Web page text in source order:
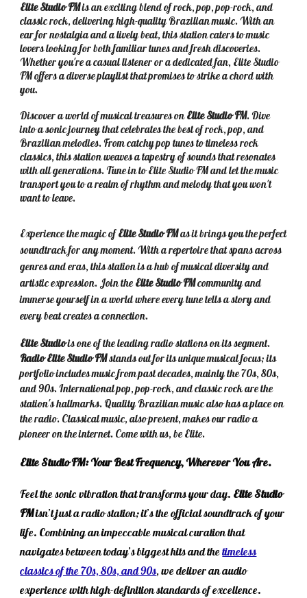
Elite Studio FMis an exciting blend of rock, pop, pop-rock, and
classic rock, delivering high-quality Brazilian music. With an
ear for nostalgia and a lively beat, this station caters to music
lovers looking for both familiar tunes and fresh discoveries.
Whether you're a casual listener or a dedicated fan, Elite Studio
FM offers a diverse playlist that promises to strike a chord with
you.
Discover a world of musical treasures onElite Studio FM. Dive
into a sonic journey that celebrates the best of rock, pop, and
Brazilian melodies. From catchy pop tunes to timeless rock
classics, this station weaves a tapestry of sounds that resonates
with all generations. Tune in to Elite Studio FM and let the music
transport you to a realm of rhythm and melody that you won't
want to leave.
Experience the magic ofElite Studio FMas it brings you the perfect
soundtrack for any moment. With a repertoire that spans across
genres and eras, this station is a hub of musical diversity and
artistic expression. Join theElite Studio FMcommunity and
immerse yourself in a world where every tune tells a story and
every beat creates a connection.
Elite Studioisone of the leading radio stations on its segment.
Radio Elite Studio FMstands out for its unique musical focus; its
portfolio includes music from past decades, mainly the 70s, 80s,
and 90s. International pop, pop-rock, and classic rock are the
station's hallmarks. Quality Brazilian music also has a place on
the radio. Classical music, also present, makes our radio a
pioneer on the internet. Come with us, be Elite.
Elite Studio FM: Your Best Frequency, Wherever You Are.
Feel the sonic vibration that transforms your day. Elite Studio
FMisn’t just a radio station; it’s the official soundtrack of your
life. Combining an impeccable musical curation that
navigates between today’s biggest hits and thetimeless
classics of the 70s, 80s, and 90s, we deliver an audio
experience with high-definition standards of excellence.